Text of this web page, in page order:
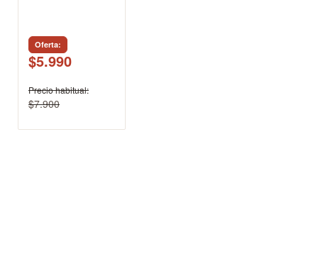
Oferta
$5.990
Precio habitual
$7.900